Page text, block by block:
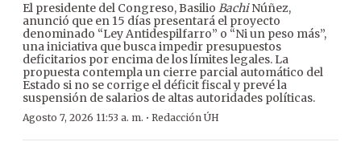
El presidente del Congreso, Basilio BachiNúñez,
anunció que en 15 días presentará el proyecto
denominado “Ley Antidespilfarro” o “Ni un peso más”,
una iniciativa que busca impedir presupuestos
deficitarios por encima de los límites legales. La
propuesta contempla un cierre parcial automático del
Estado si no se corrige el déficit fiscal y prevé la
suspensión de salarios de altas autoridades políticas.
Agosto 7, 2026 11:53 a. m. · Redacción ÚH